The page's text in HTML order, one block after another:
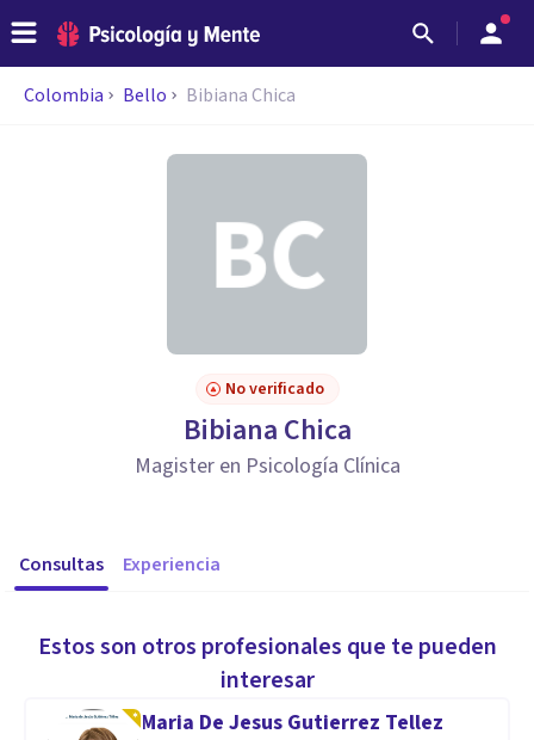
Colombia Bello Bibiana Chica
No verificado
Bibiana Chica
Magister en Psicología Clínica
Consultas Experiencia
Estos son otros profesionales que te pueden
interesar
Maria De Jesus Gutierrez Tellez